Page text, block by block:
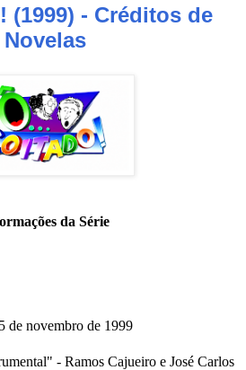
(1999) - Créditos de
Novelas
da Série
de novembro de 1999
- Ramos Cajueiro e José Carlos